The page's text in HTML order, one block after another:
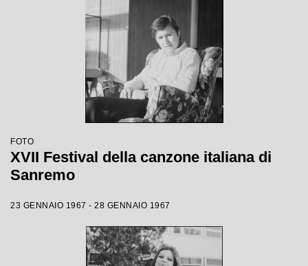
FOTO
XVII Festival della canzone italiana di
Sanremo
23 GENNAIO 1967 - 28 GENNAIO 1967